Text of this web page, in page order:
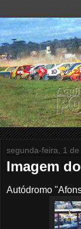
segunda-feira, 1
Imagem
Autódromo